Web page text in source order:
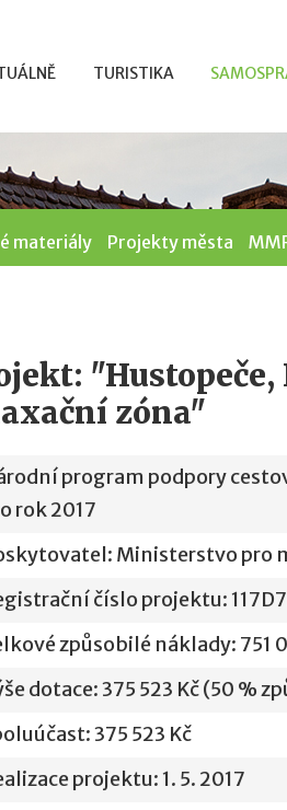
TURISTIKA
materiály Projekty města
zóna"
program podpory
rok 2017
Ministerstvo pro
číslo projektu:
způsobilé náklady: 751
dotace: 375 523 Kč (50 %
375 523 Kč
projektu: 1. 5. 2017